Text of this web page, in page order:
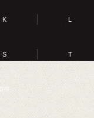
K L
S T
0-9